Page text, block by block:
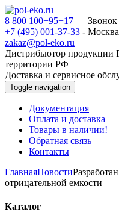
8 800 100−95−17 — Звонок
+7 (495) 001-37-33 - Москва
zakaz@pol-eko.ru
Дистрибьютор
территории РФ
Доставка и сервисное
Toggle navigation
Документация
Оплата и доставка
Товары в наличии!
Обратная связь
Контакты
ГлавнаяНовости
отрицательной емкости
Каталог